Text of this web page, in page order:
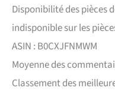
Disponibilité des pièces
indisponible sur les
ASIN : B0CXJFNMWM
Moyenne des
Classement des